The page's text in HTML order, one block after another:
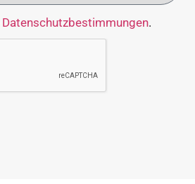
Datenschutzbestimmungen.